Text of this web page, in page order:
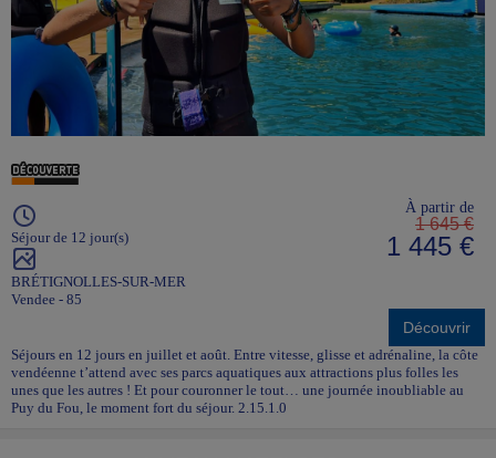
Séjour de 12 jour(s)
BRÉTIGNOLLES-SUR-MER
Vendee - 85
À partir de
1 645 €
1 445 €
Découvrir
Séjours en 12 jours en juillet et août. Entre vitesse, glisse et adrénaline, la côte
vendéenne t’attend avec ses parcs aquatiques aux attractions plus folles les
unes que les autres ! Et pour couronner le tout… une journée inoubliable au
Puy du Fou, le moment fort du séjour. 2.15.1.0